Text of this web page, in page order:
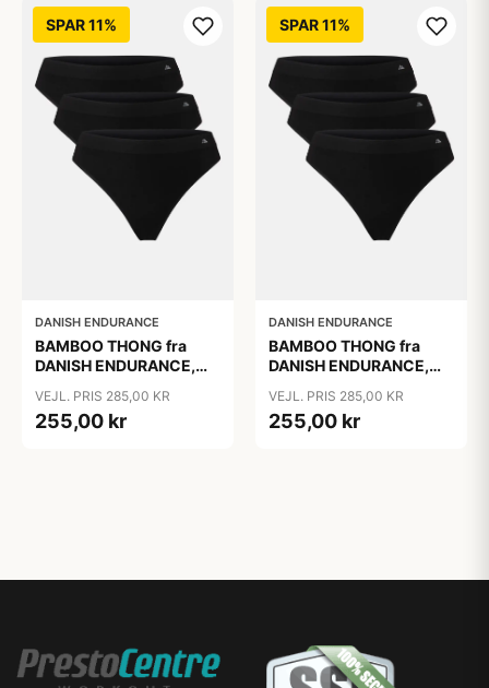
SPAR 11%
DANISH ENDURANCE
BAMBOO THONG fra
DANISH ENDURANCE,
VEJL. PRIS 285,00 KR
255,00 kr
SPAR 11%
DANISH ENDURANCE
BAMBOO THONG fra
DANISH ENDURANCE,
VEJL. PRIS 285,00 KR
255,00 kr